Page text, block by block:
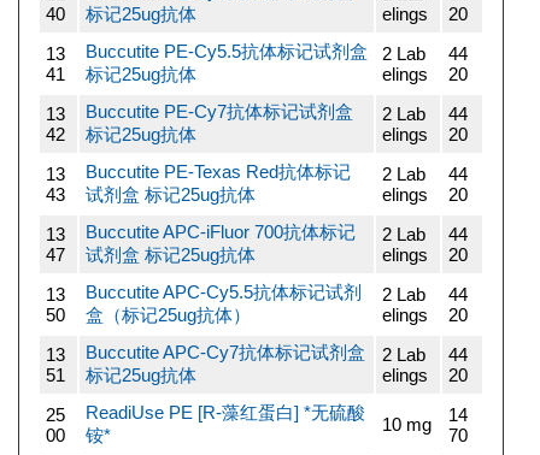
40
标记25ug抗体
elings
20
13
41
Buccutite PE-Cy5.5抗体标记试剂盒
标记25ug抗体
2 Lab
elings
44
20
13
42
Buccutite PE-Cy7抗体标记试剂盒
标记25ug抗体
2 Lab
elings
44
20
13
43
Buccutite PE-Texas Red抗体标记
试剂盒 标记25ug抗体
2 Lab
elings
44
20
13
47
Buccutite APC-iFluor 700抗体标记
试剂盒 标记25ug抗体
2 Lab
elings
44
20
13
50
Buccutite APC-Cy5.5抗体标记试剂
盒（标记25ug抗体）
2 Lab
elings
44
20
13
51
Buccutite APC-Cy7抗体标记试剂盒
标记25ug抗体
2 Lab
elings
44
20
25
00
ReadiUse PE [R-藻红蛋白] *无硫酸
铵*
10 mg
14
70